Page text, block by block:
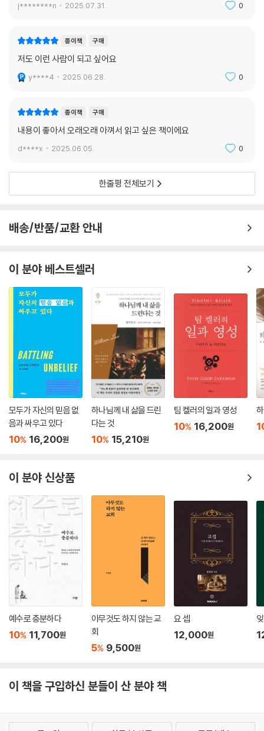
j********n 2025.07.31. 0
종이책 구매
저도 이런 사람이 되고 싶어요
y****4 2025.06.28. 0
종이책 구매
내용이 좋아서 오래오래 아껴서 읽고 싶은 책이에요
d****x 2025.06.05. 0
한줄평 전체보기
배송/반품/교환 안내
이 분야 베스트셀러
모두가 자신의 믿음 없
음과 싸우고 있다
10% 16,200원
하나님께 내 삶을 드린
다는 것
10% 15,210원
팀 켈러의 일과 영성
10% 16,200원
이 분야 신상품
예수로 충분하다
10% 11,700원
아무것도 하지 않는 교
회
5% 9,500원
요 셉
12,000원
이 책을 구입하신 분들이 산 분야 책